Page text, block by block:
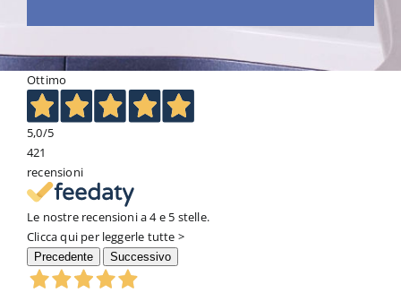
Ottimo
5,0/5
421
recensioni
Le nostre recensioni a 4 e 5 stelle.
Clicca qui per leggerle tutte >
Precedente Successivo